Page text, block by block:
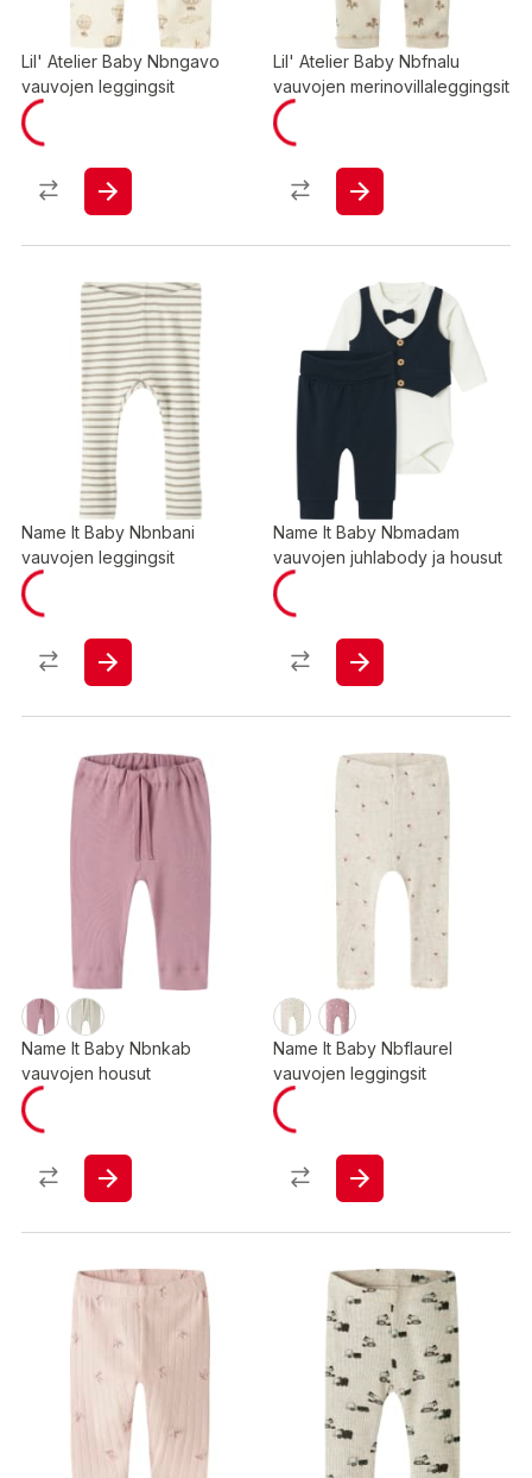
Lil' Atelier Baby Nbngavo
vauvojen leggingsit
Lil' Atelier Baby Nbfnalu
vauvojen merinovillaleggingsit
Name It Baby Nbnbani
vauvojen leggingsit
Name It Baby Nbmadam
vauvojen juhlabody ja housut
Name It Baby Nbnkab
vauvojen housut
Name It Baby Nbflaurel
vauvojen leggingsit